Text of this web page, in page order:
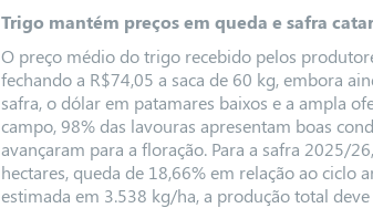
Trigo mantém preços em queda e safra
O preço médio do trigo recebido pelos
fechando a R$74,05 a saca de 60 kg, embora
safra, o dólar em patamares baixos e a ampla
campo, 98% das lavouras apresentam boas
avançaram para a floração. Para a safra 2025/
hectares, queda de 18,66% em relação ao
estimada em 3.538 kg/ha, a produção total